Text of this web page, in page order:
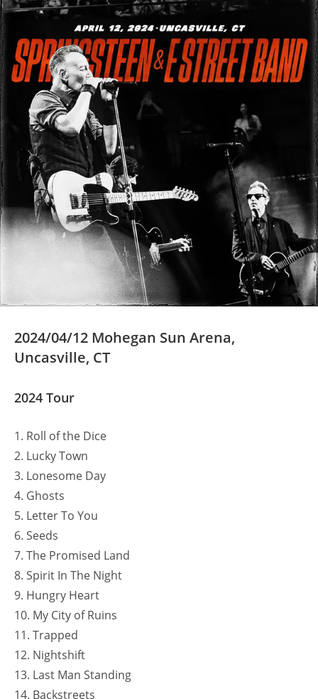
2024/04/12 Mohegan Sun Arena,
Uncasville, CT
2024 Tour
1. Roll of the Dice
2. Lucky Town
3. Lonesome Day
4. Ghosts
5. Letter To You
6. Seeds
7. The Promised Land
8. Spirit In The Night
9. Hungry Heart
10. My City of Ruins
11. Trapped
12. Nightshift
13. Last Man Standing
14. Backstreets